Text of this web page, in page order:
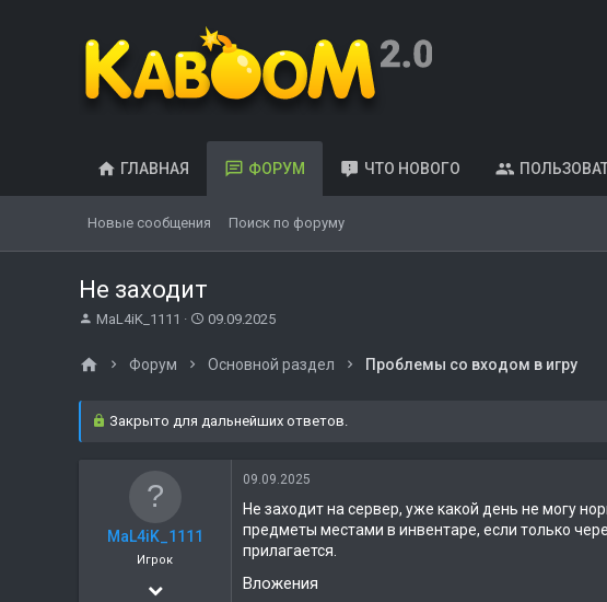
ГЛАВНАЯ ФОРУМ ЧТО НОВОГО
Новые сообщения Поиск по форуму
Не заходит
А
т
MaL4iK_1111
Д
т
а
09.09.2025
Форум Основной раздел Проблемы со входом в игру
Закрыто для дальнейших ответов.
MaL4iK_1111
Игрок
14.09.2024
09.09.2025
Не заходит на сервер, уже какой день не могу
предметы местами в инвентаре, если только
прилагается.
Вложения